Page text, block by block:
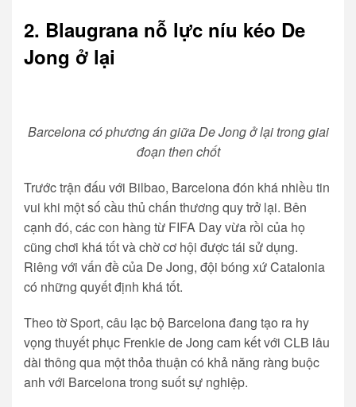
2. Blaugrana nỗ lực níu kéo De
Jong ở lại
Barcelona có phương án giữa De Jong ở lại trong giai
đoạn then chốt
Trước trận đấu với Bilbao, Barcelona đón khá nhiều tin
vui khi một số cầu thủ chấn thương quy trở lại. Bên
cạnh đó, các con hàng từ FIFA Day vừa rồi của họ
cũng chơi khá tốt và chờ cơ hội được tái sử dụng.
Riêng với vấn đề của De Jong, đội bóng xứ Catalonia
có những quyết định khá tốt.
Theo tờ Sport, câu lạc bộ Barcelona đang tạo ra hy
vọng thuyết phục Frenkie de Jong cam kết với CLB lâu
dài thông qua một thỏa thuận có khả năng ràng buộc
anh với Barcelona trong suốt sự nghiệp.